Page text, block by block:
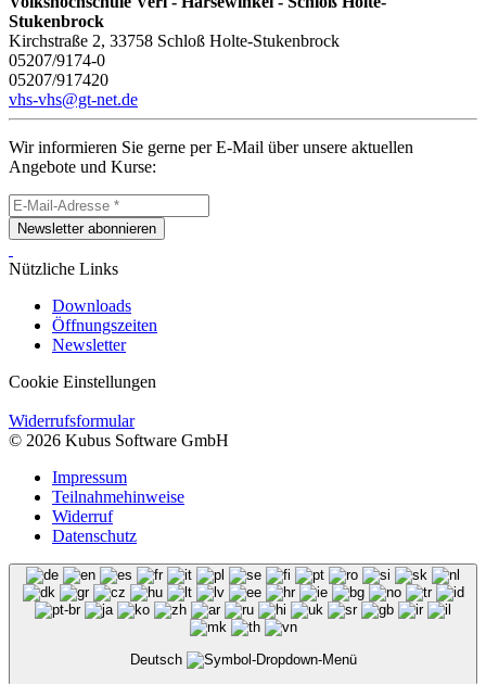
Stukenbrock
Kirchstraße 2, 33758 Schloß Holte-Stukenbrock
05207/9174-0
05207/917420
vhs-vhs@gt-net.de
Wir informieren Sie gerne per E-Mail über unsere aktuellen
Angebote und Kurse:
Newsletter abonnieren
Nützliche Links
Downloads
Öffnungszeiten
Newsletter
Cookie Einstellungen
Widerrufsformular
© 2026 Kubus Software GmbH
Impressum
Teilnahmehinweise
Widerruf
Datenschutz
Deutsch